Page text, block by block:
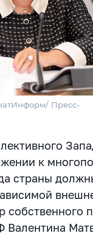
Пресс-
к
страны
Валентина